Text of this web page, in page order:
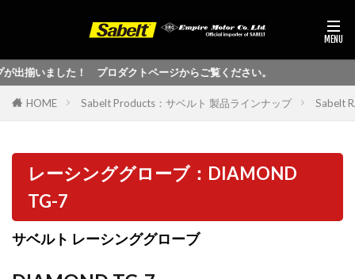
した！ プロダクトページからご覧ください。
HOME Sabelt Products：サベルト 製品ラインナップ Sabelt
レーシンググローブ：DIAMOND
TG-7
サベルト レーシンググローブ